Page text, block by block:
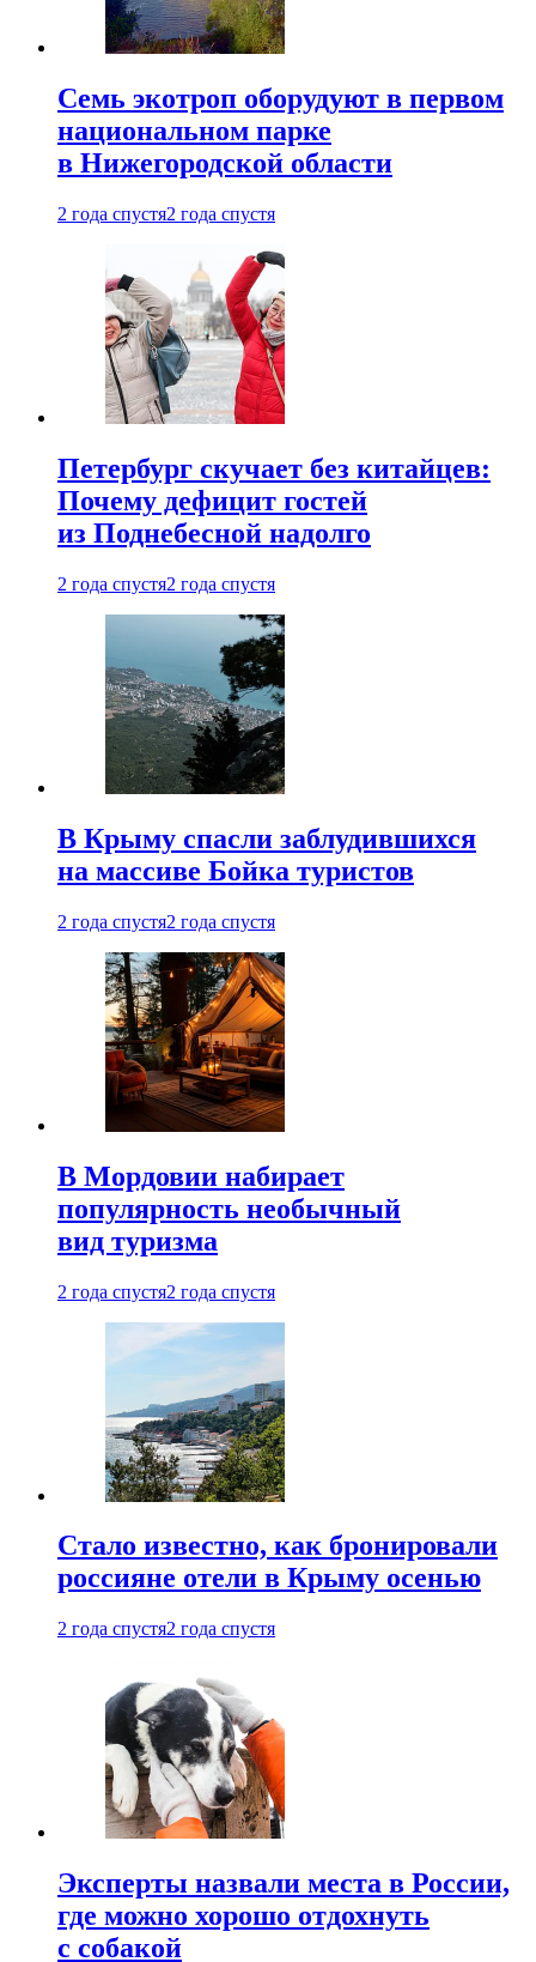
Семь экотроп оборудуют в первом
национальном парке
в Нижегородской области
2 года спустя2 года спустя
Петербург скучает без китайцев:
Почему дефицит гостей
из Поднебесной надолго
2 года спустя2 года спустя
В Крыму спасли заблудившихся
на массиве Бойка туристов
2 года спустя2 года спустя
В Мордовии набирает
популярность необычный
вид туризма
2 года спустя2 года спустя
Стало известно, как бронировали
россияне отели в Крыму осенью
2 года спустя2 года спустя
Эксперты назвали места в России,
где можно хорошо отдохнуть
с собакой